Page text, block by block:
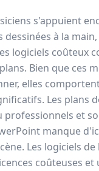
s'appuient
à la
logiciels coûteux
Bien que ces
elles
Les plans
professionnels et
manque
Les logiciels
coûteuses et